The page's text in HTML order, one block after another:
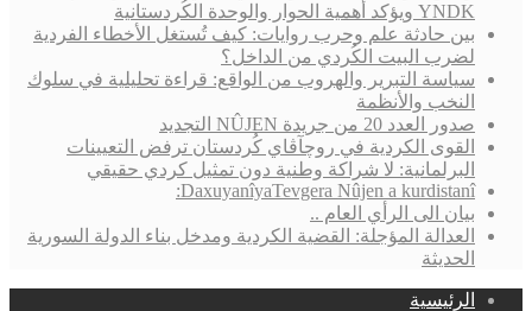
YNDK ويؤكد أهمية الحوار والوحدة الكُردستانية
بين حادثة علم وحرب روايات: كيف تُستغل الأخطاء الفردية
لضرب البيت الكُردي من الداخل؟
سياسة التبرير والهروب من الواقع: قراءة تحليلية في سلوك
النخب والأنظمة
صدور العدد 20 من جريدة NÛJEN التجديد
القوى الكردية في روچآڤاي كُردستان ترفض التعيينات
البرلمانية: لا شراكة وطنية دون تمثيل كردي حقيقي
DaxuyanîyaTevgera Nûjen a kurdistanî:
بيان الى الرأي العام ..
العدالة المؤجلة: القضية الكردية ومدخل بناء الدولة السورية
الحديثة
الرئيسية